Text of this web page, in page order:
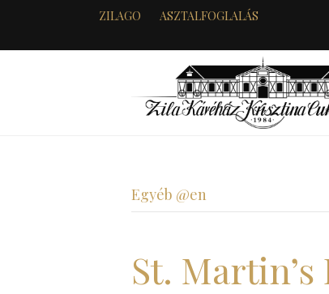
ZILAGO
ASZTALFOGLALÁS
Egyéb @en
St. Martin’s